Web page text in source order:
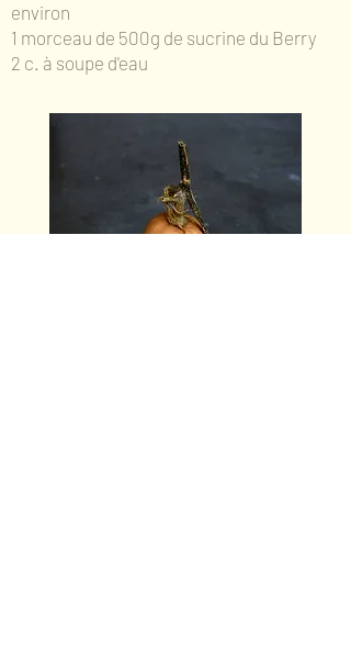
environ
1 morceau de 500g de sucrine du Berry
2 c. à soupe d'eau